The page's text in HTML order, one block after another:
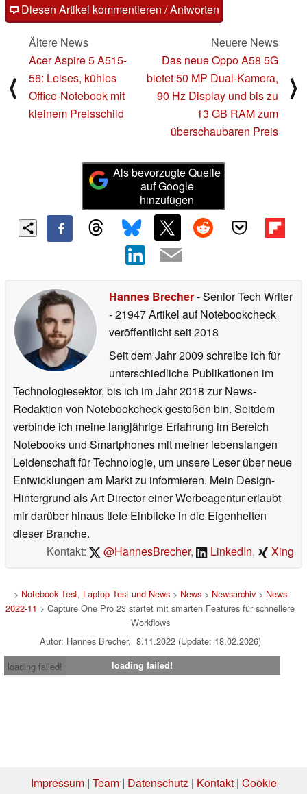
Diesen Artikel kommentieren / Antworten
⟨
Ältere News
Acer Aspire 5 A515-
56: Leises, kühles
Office-Notebook mit
kleinem Preisschild
Neuere News
Das neue Oppo A58 5G
bietet 50 MP Dual-Kamera,
90 Hz Display und bis zu
13 GB RAM zum
überschaubaren Preis
⟩
Als bevorzugte Quelle
auf Google
hinzufügen
Hannes Brecher- Senior Tech Writer
- 21947 Artikel auf Notebookcheck
veröffentlichtseit 2018
Seit dem Jahr 2009 schreibe ich für
unterschiedliche Publikationen im
Technologiesektor, bis ich im Jahr 2018 zur News-
Redaktion von Notebookcheck gestoßen bin. Seitdem
verbinde ich meine langjährige Erfahrung im Bereich
Notebooks und Smartphones mit meiner lebenslangen
Leidenschaft für Technologie, um unsere Leser über neue
Entwicklungen am Markt zu informieren. Mein Design-
Hintergrund als Art Director einer Werbeagentur erlaubt
mir darüber hinaus tiefe Einblicke in die Eigenheiten
dieser Branche.
Kontakt:
@HannesBrecher, LinkedIn, Xing
> Notebook Test, Laptop Test und News> News> Newsarchiv> News
2022-11 > Capture One Pro 23 startet mit smarten Features für schnellere
Workflows
Autor: Hannes Brecher, 8.11.2022 (Update: 18.02.2026)
loading failed!
loading failed!
Impressum| Team| Datenschutz| Kontakt| Cookie